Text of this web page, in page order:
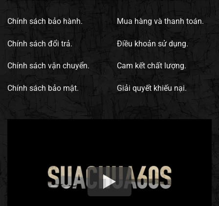
Chính sách bảo hành.
Chính sách đổi trả.
Chính sách vận chuyển.
Chính sách bảo mật.
Mua hàng và thanh toán.
Điều khoản sử dụng.
Cam kết chất lượng.
Giải quyết khiếu nại.